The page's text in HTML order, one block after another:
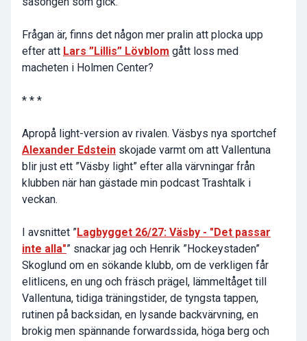
Frågan är, finns det någon mer pralin att plocka upp
efter att Lars ”Lillis” Lövblom gått loss med
macheten i Holmen Center?
* * *
Apropå light-version av rivalen. Väsbys nya sportchef
Alexander Edstein skojade varmt om att Vallentuna
blir just ett ”Väsby light” efter alla värvningar från
klubben när han gästade min podcast Trashtalk i
veckan.
I avsnittet ”Lagbygget 26/27: Väsby - "Det passar
inte alla"” snackar jag och Henrik ”Hockeystaden”
Skoglund om en sökande klubb, om de verkligen får
elitlicens, en ung och fräsch prägel, lämmeltåget till
Vallentuna, tidiga träningstider, de tyngsta tappen,
rutinen på backsidan, en lysande backvärvning, en
brokig men spännande forwardssida, höga berg och